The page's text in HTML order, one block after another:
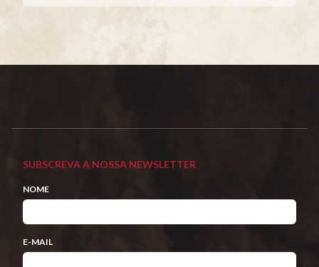
SUBSCREVA A NOSSA NEWSLETTER
NOME
E-MAIL